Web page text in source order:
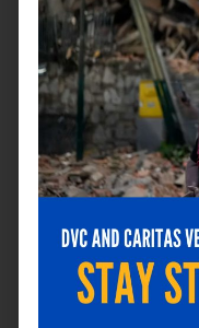
Alternative:
ANTERIOR
Última revista